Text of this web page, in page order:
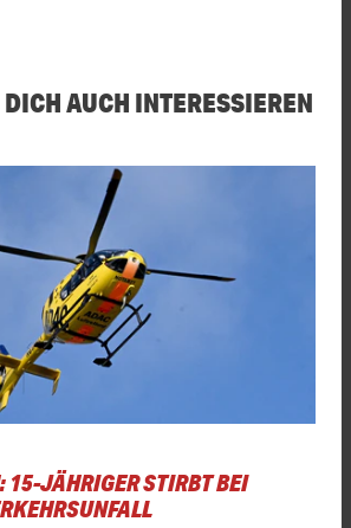
AUCH INTERESSIEREN
15-JÄHRIGER STIRBT BEI